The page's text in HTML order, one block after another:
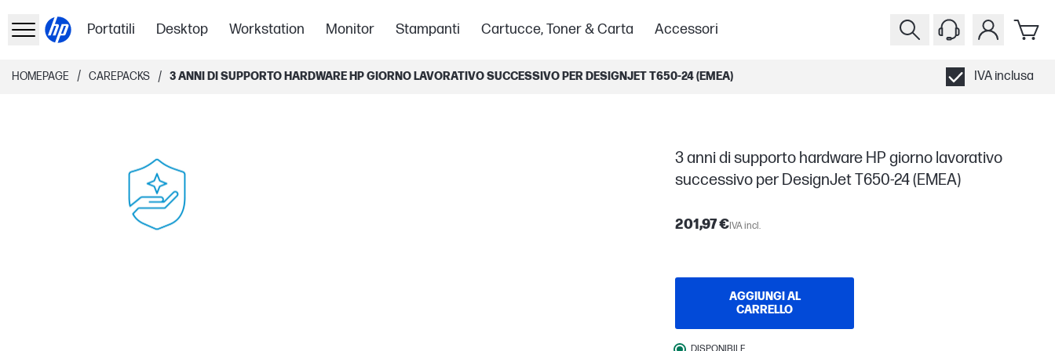
Portatili Desktop Workstation Monitor Stampanti Cartucce, Toner & Carta Accessori
HOMEPAGE / CAREPACKS / 3 ANNI DI SUPPORTO HARDWARE HP GIORNO LAVORATIVO SUCCESSIVO PER DESIGNJET T650-24 (EMEA) IVA inclusa
3 anni di supporto hardware HP giorno lavorativo
successivo per DesignJet T650-24 (EMEA)
201,97 €IVA incl.
AGGIUNGI AL
CARRELLO